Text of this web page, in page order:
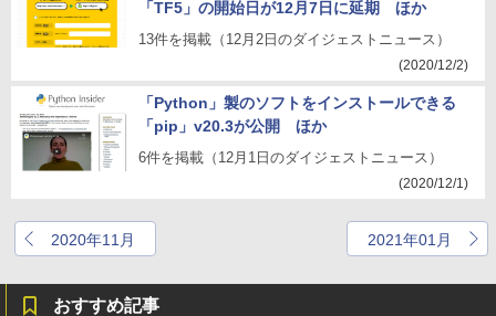
「TF5」の開始日が12月7日に延期 ほか
13件を掲載（12月2日のダイジェストニュース）
(2020/12/2)
「Python」製のソフトをインストールできる
「pip」v20.3が公開 ほか
6件を掲載（12月1日のダイジェストニュース）
(2020/12/1)
2020年11月 2021年01月
おすすめ記事